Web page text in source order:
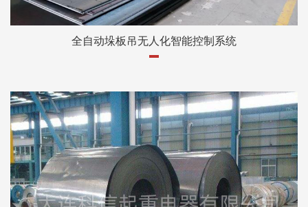
全自动垛板吊无人化智能控制系统